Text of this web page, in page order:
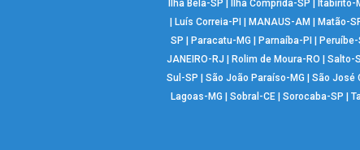
Ilha Bela-SP | Ilha Comprida-SP | Itabirito-
| Luís Correia-PI | MANAUS-AM | Matão-
SP | Paracatu-MG | Parnaíba-PI | Peruíbe-
JANEIRO-RJ | Rolim de Moura-RO | Salto-
Sul-SP | São João Paraíso-MG | São José
Lagoas-MG | Sobral-CE| Sorocaba-SP |